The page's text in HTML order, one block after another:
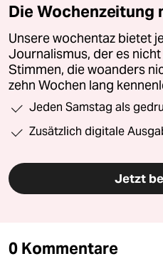
Die Wochenzeitung
Unsere wochentaz bietet
Journalismus, der es
Stimmen, die woanders
zehn Wochen lang
Jeden Samstag als
Zusätzlich digitale
Jetzt
0 Kommentare